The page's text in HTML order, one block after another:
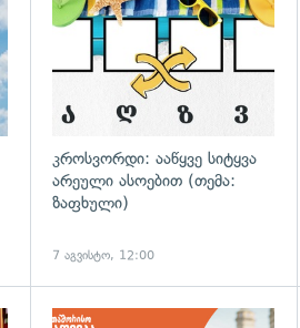
კროსვორდი: ააწყვე სიტყვა
არეული ასოებით (თემა:
ზაფხული)
7 აგვისტო, 12:00